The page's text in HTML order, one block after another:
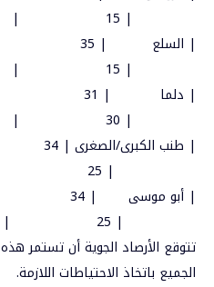
| 15
|
| السلع | 35
| 15
|
| دلما | 31
| 30
|
| طنب الكبرى/الصغرى | 34
| 25
| أبو موسى | 34
| 25
|
تتوقع الأرصاد الجويةأنتستمر هذه
الجميع باتخاذ الاحتياطات اللازمة.